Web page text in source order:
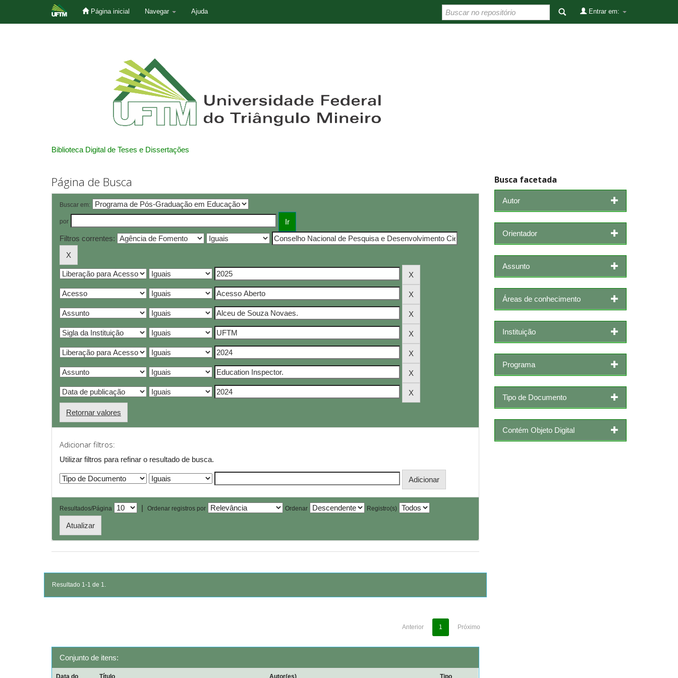
Página inicial Navegar Ajuda Entrar em:
Biblioteca Digital de Teses e Dissertações
Página de Busca
Buscar em:
por
Filtros correntes:
Retornar valores
Adicionar filtros:
Utilizar filtros para refinar o resultado de busca.
Resultados/Página | Ordenar registros por Ordenar Registro(s)
Resultado 1-1 de 1.
Anterior 1 Próximo
Conjunto de itens:
Data do Título Autor(es) Tipo
Busca facetada
Autor
Orientador
Assunto
Áreas de conhecimento
Instituição
Programa
Tipo de Documento
Contém Objeto Digital